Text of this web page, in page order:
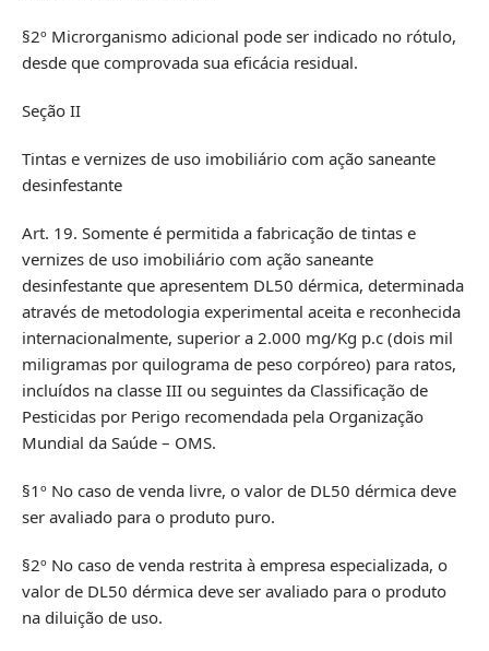
§2º Microrganismo adicional pode ser indicado no rótulo,
desde que comprovada sua eficácia residual.
Seção II
Tintas e vernizes de uso imobiliário com ação saneante
desinfestante
Art. 19. Somente é permitida a fabricação de tintas e
vernizes de uso imobiliário com ação saneante
desinfestante que apresentem DL50 dérmica, determinada
através de metodologia experimental aceita e reconhecida
internacionalmente, superior a 2.000 mg/Kg p.c (dois mil
miligramas por quilograma de peso corpóreo) para ratos,
incluídos na classe III ou seguintes da Classificação de
Pesticidas por Perigo recomendada pela Organização
Mundial da Saúde – OMS.
§1º No caso de venda livre, o valor de DL50 dérmica deve
ser avaliado para o produto puro.
§2º No caso de venda restrita à empresa especializada, o
valor de DL50 dérmica deve ser avaliado para o produto
na diluição de uso.